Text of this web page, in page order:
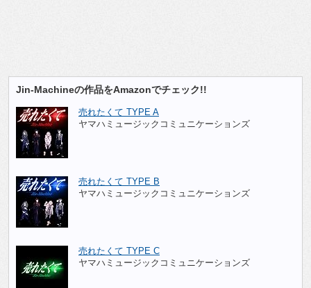
Jin-Machineの作品をAmazonでチェック!!
売れたくて TYPE A
ヤマハミュージックコミュニケーションズ
売れたくて TYPE B
ヤマハミュージックコミュニケーションズ
売れたくて TYPE C
ヤマハミュージックコミュニケーションズ